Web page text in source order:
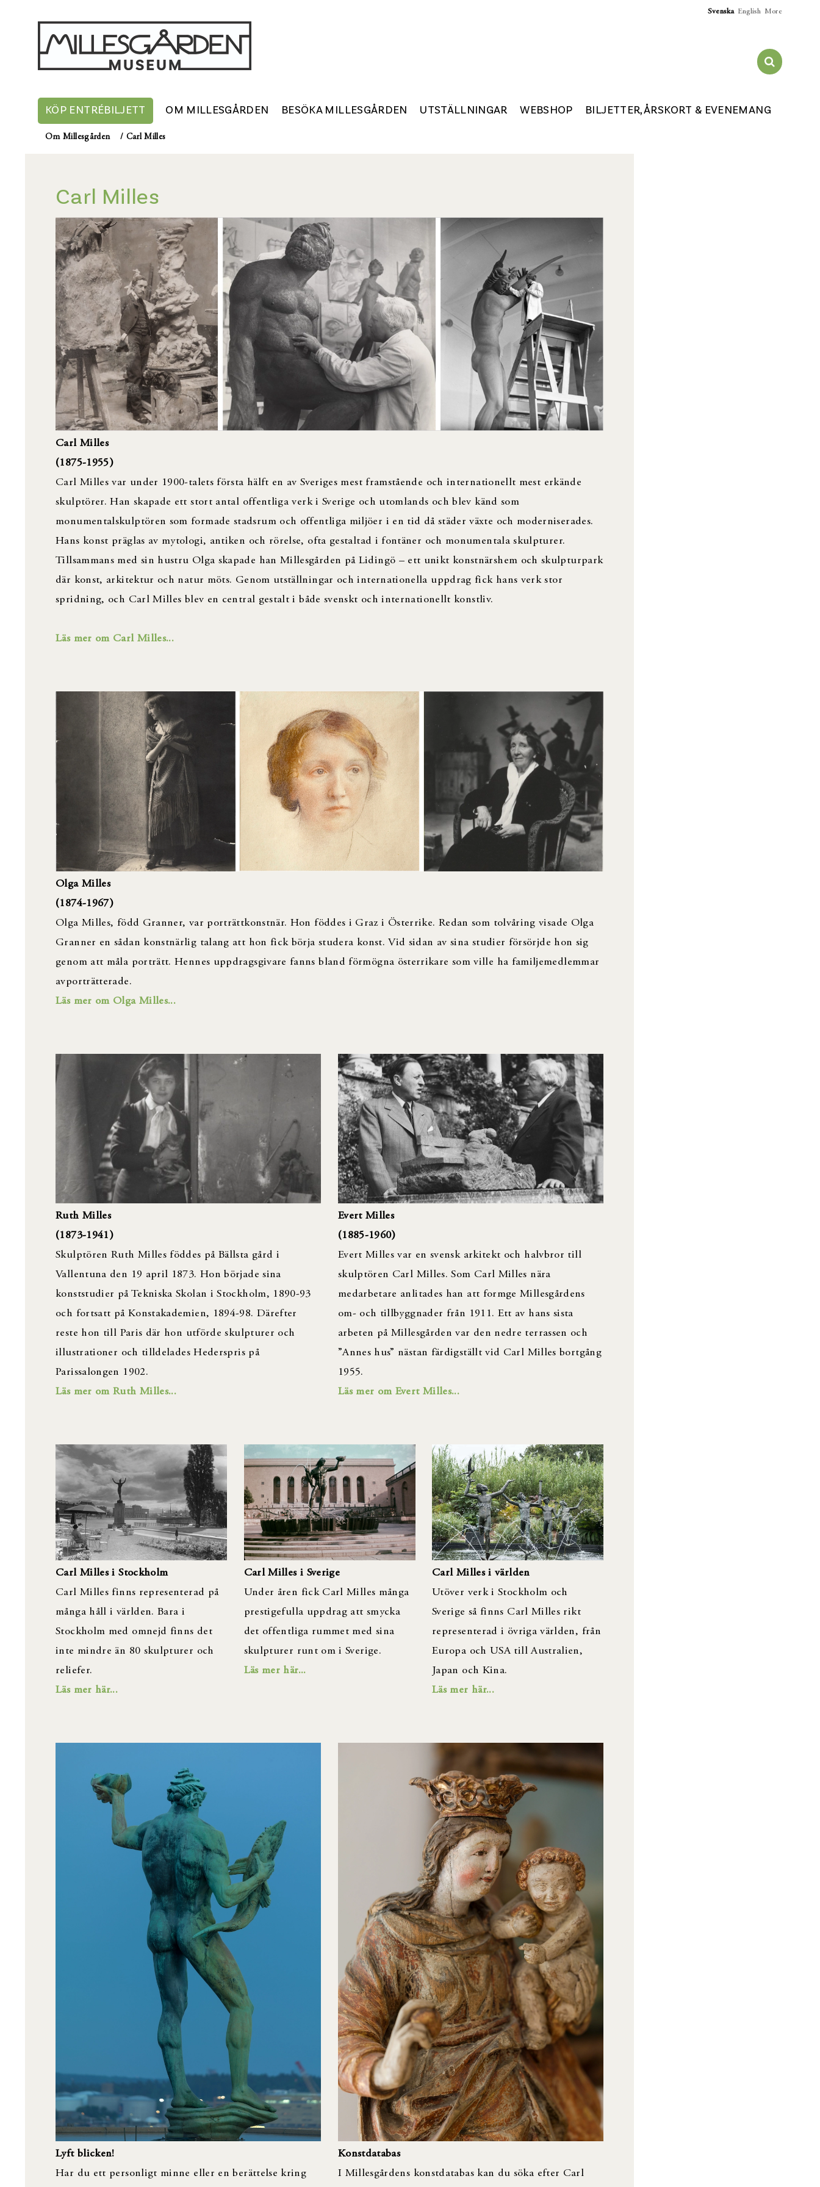
KÖP ENTRÉBILJETT OM MILLESGÅRDEN BESÖKA MILLESGÅRDEN UTSTÄLLNINGAR WEBSHOP BILJETTER, ÅRSKORT & EVENEMANG
Svenska English More
Om Millesgården / Carl Milles
Carl Milles
Carl Milles
(1875-1955 )
Carl Milles var under 1900-talets första hälft en av Sveriges mest framstående och internationellt mest erkände
skulptörer. Han skapade ett stort antal offentliga verk i Sverige och utomlands och blev känd som
monumentalskulptören som formade stadsrum och offentliga miljöer i en tid då städer växte och moderniserades.
Hans konst präglas av mytologi, antiken och rörelse, ofta gestaltad i fontäner och monumentala skulpturer.
Tillsammans med sin hustru Olga skapade han Millesgården på Lidingö – ett unikt konstnärshem och skulpturpark
där konst, arkitektur och natur möts. Genom utställningar och internationella uppdrag fick hans verk stor
spridning, och Carl Milles blev en central gestalt i både svenskt och internationellt konstliv.
Läs mer om Carl Milles...
Olga Milles
(1874-1967 )
Olga Milles, född Granner, var porträttkonstnär. Hon föddes i Graz i Österrike. Redan som tolvåring visade Olga
Granner en sådan konstnärlig talang att hon fick börja studera konst. Vid sidan av sina studier försörjde hon sig
genom att måla porträtt. Hennes uppdragsgivare fanns bland förmögna österrikare som ville ha familjemedlemmar
avporträtterade.
Läs mer om Olga Milles...
Ruth Milles
(1873-1941)
Skulptören Ruth Milles föddes på Bällsta gård i
Vallentuna den 19 april 1873. Hon började sina
konststudier på Tekniska Skolan i Stockholm, 1890-93
och fortsatt på Konstakademien, 1894-98 . Därefter
reste hon till Paris där hon utförde skulpturer och
illustrationer och tilldelades Hederspris på
Parissalongen 1902.
Läs mer om Ruth Milles...
Evert Milles
(1885-1960)
Evert Milles var en svensk arkitekt och halvbror till
skulptören Carl Milles. Som Carl Milles nära
medarbetare anlitades han att formge Millesgårdens
om- och tillbyggnader från 1911. Ett av hans sista
arbeten på Millesgården var den nedre terrassen och
”Annes hus” nästan färdigställt vid Carl Milles bortgång
1955.
Läs mer om Evert Milles...
Carl Milles i Stockholm
Carl Milles finns representerad på
många håll i världen. Bara i
Stockholm med omnejd finns det
inte mindre än 80 skulpturer och
reliefer.
Läs mer här...
Carl Milles i Sverige
Under åren fick Carl Milles många
prestigefulla uppdrag att smycka
det offentliga rummet med sina
skulpturer runt om i Sverige.
Läs mer här...
Carl Milles i världen
Utöver verk i Stockholm och
Sverige så finns Carl Milles rikt
representerad i övriga världen, från
Europa och USA till Australien,
Japan och Kina.
Läs mer här...
Lyft blicken!
Har du ett personligt minne eller en berättelse kring
Konstdatabas
I Millesgårdens konstdatabas kan du söka efter Carl